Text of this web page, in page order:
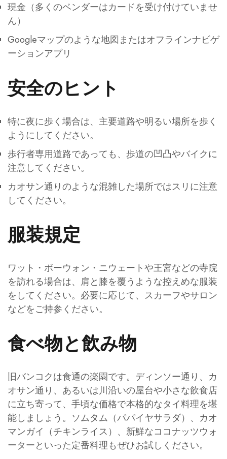
現金（多くのベンダーはカードを受け付けていませ
ん）
Googleマップのような地図またはオフラインナビゲ
ーションアプリ
安全のヒント
特に夜に歩く場合は、主要道路や明るい場所を歩く
ようにしてください。
歩行者専用道路であっても、歩道の凹凸やバイクに
注意してください。
カオサン通りのような混雑した場所ではスリに注意
してください。
服装規定
ワット・ボーウォン・ニウェートや王宮などの寺院
を訪れる場合は、肩と膝を覆うような控えめな服装
をしてください。必要に応じて、スカーフやサロン
などをご持参ください。
食べ物と飲み物
旧バンコクは食通の楽園です。ディンソー通り、カ
オサン通り、あるいは川沿いの屋台や小さな飲食店
に立ち寄って、手頃な価格で本格的なタイ料理を堪
能しましょう。ソムタム（パパイヤサラダ）、カオ
マンガイ（チキンライス）、新鮮なココナッツウォ
ーターといった定番料理もぜひお試しください。